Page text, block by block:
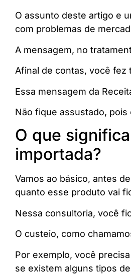
O assunto deste artigo e
com problemas de
A mensagem, no
Afinal de contas, você
Essa mensagem da
Não fique assustado,
O que
importada?
Vamos ao básico, antes
quanto esse produto vai
Nessa consultoria, você
O custeio, como
Por exemplo, você
se existem alguns tipos